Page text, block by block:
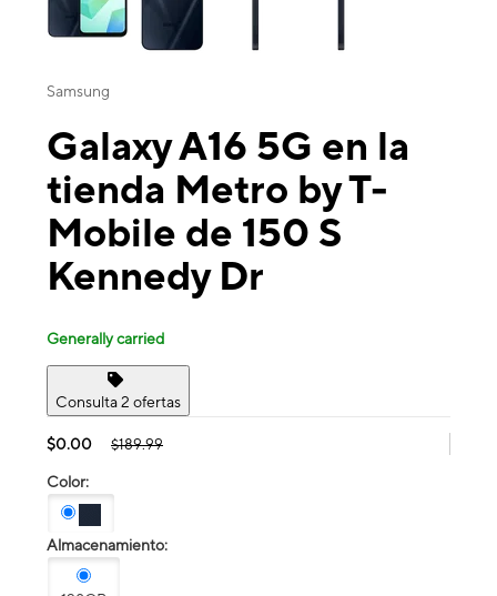
Samsung
Galaxy A16 5G en la
tienda Metro by T-
Mobile de 150 S
Kennedy Dr
Generally carried
Consulta 2 ofertas
$0.00 $189.99
Color:
Almacenamiento: